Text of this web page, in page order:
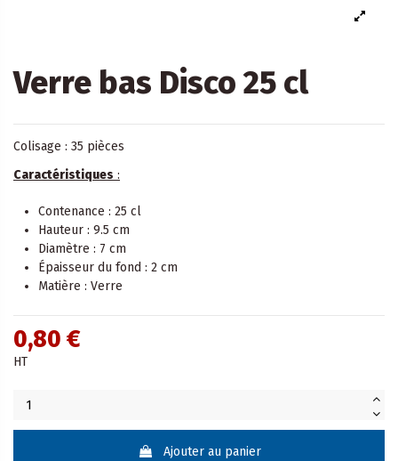
Verre bas Disco 25 cl
Colisage : 35 pièces
Caractéristiques :
Contenance : 25 cl
Hauteur : 9.5 cm
Diamètre : 7 cm
Épaisseur du fond : 2 cm
Matière : Verre
0,80 €
HT
Ajouter au panier